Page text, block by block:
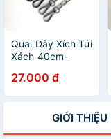
Quai Dây Xích Túi
Xách 40cm-
120cm
27.000 đ
GIỚI THIỆU